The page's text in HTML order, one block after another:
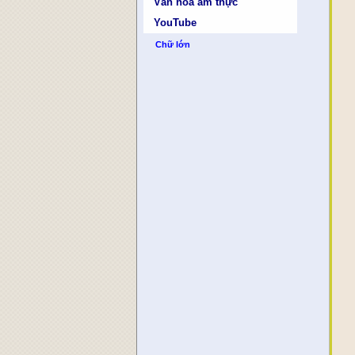
YouTube
Chữ lớn